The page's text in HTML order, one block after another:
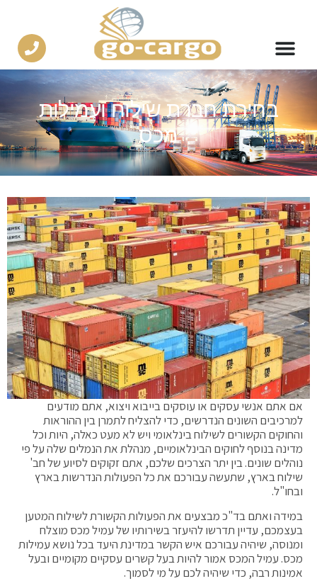
בחירת חברת שילוח ועמילות
מכס
אם אתם אנשי עסקים או עוסקים בייבוא ויצוא, אתם מודעים
למרכיבים השונים הנדרשים, כדי להצליח לתמרן בין ההוראות
והחוקים הקשורים לשילוח בינלאומי ויש לא מעט כאלה, היות וכל
מדינה בנוסף לחוקים הבינלאומיים, מנהלת את הנמלים שלה על פי
נוהלים שונים. בין יתר הצרכים שלכם, אתם זקוקים לסיוע של חב'
שילוח בארץ, שתעשה עבורכם את כל הפעולות הנדרשות בארץ
ובחו"ל.
במידה ואתם בד"כ מבצעים את הפעולות הקשורת לשילוח המטען
בעצמכם, עדיין תדרשו להיעזר בשירותיו של עמיל מכס מוצלח
ומנוסה, שיהיה עבורכם איש הקשר במדינת היעד בכל נושא עמילות
מכס. עמיל המכס אמור להיות בעל קשרים עסקיים מקומיים ובעל
אמינות רבה, כדי שיהיה לכם על מי לסמוך.